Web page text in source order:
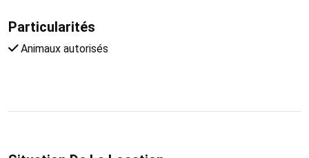
Particularités
Animaux autorisés